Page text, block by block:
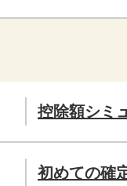
控除額シミ
初めての確